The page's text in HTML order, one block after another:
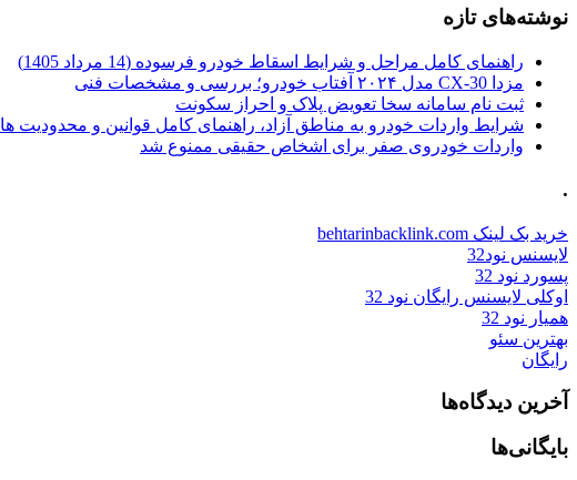
نوشته‌های تازه
راهنمای کامل مراحل و شرایط اسقاط خودرو فرسوده (14 مرداد 1405)
مزدا CX-30 مدل ۲۰۲۴ آفتاب خودرو؛ بررسی و مشخصات فنی
ثبت نام سامانه سخا تعویض پلاک و احراز سکونت
شرایط واردات خودرو به مناطق آزاد، راهنمای کامل قوانین و محدودیت ها
واردات خودروی صفر برای اشخاص حقیقی ممنوع شد
.
خرید بک لینک behtarinbacklink.com
لایسنس نود32
پسورد نود 32
اوکلی لایسنس رایگان نود 32
همیار نود 32
بهترین سئو
رایگان
آخرین دیدگاه‌ها
بایگانی‌ها